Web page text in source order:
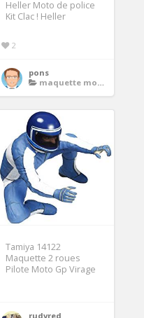
Heller Moto de police
Kit Clac ! Heller
2
pons
maquette moto gp
Tamiya 14122
Maquette 2 roues
Pilote Moto Gp Virage
rudvred